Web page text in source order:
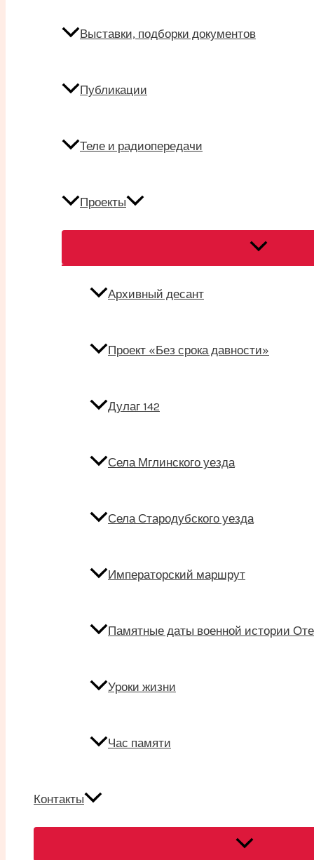
Выставки, подборки документов
Публикации
Теле и радиопередачи
Проекты
Архивный десант
Проект «Без срока давности»
Дулаг 142
Села Мглинского уезда
Села Стародубского уезда
Императорский маршрут
Памятные даты военной истории
Уроки жизни
Час памяти
Контакты